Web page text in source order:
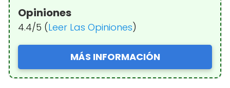
Opiniones
4.4/5 (Leer Las Opiniones)
MÁS INFORMACIÓN